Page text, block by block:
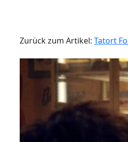
Zurück zum Artikel: Tatort